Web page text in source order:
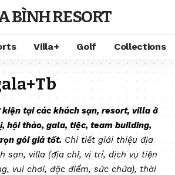
BÌNH RESORT
Villa+ Golf Collections
kiện tại các khách sạn, resort, villa ở
hội thảo, gala, tiệc, team building,
gói giá tốt. Chi tiết giới thiệu địa
sạn, villa (địa chỉ, vị trí, dịch vụ tiện
vui chơi, đặc điểm, sức chứa), thời